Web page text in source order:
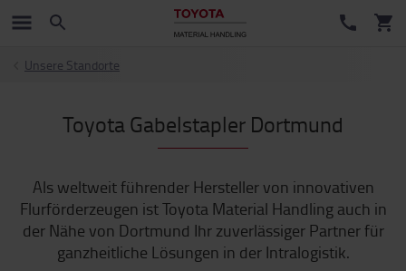
Unsere Standorte
Toyota Gabelstapler Dortmund
Als weltweit führender Hersteller von innovativen
Flurförderzeugen ist Toyota Material Handling auch in
der Nähe von Dortmund Ihr zuverlässiger Partner für
ganzheitliche Lösungen in der Intralogistik.